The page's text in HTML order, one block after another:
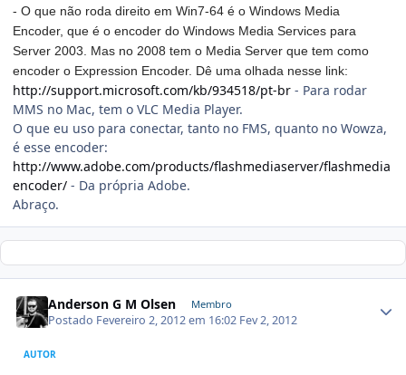
- O que não roda direito em Win7-64 é o Windows Media
Encoder, que é o encoder do Windows Media Services para
Server 2003. Mas no 2008 tem o Media Server que tem como
encoder o Expression Encoder. Dê uma olhada nesse link:
http://support.microsoft.com/kb/934518/pt-br - Para rodar
MMS no Mac, tem o VLC Media Player.
O que eu uso para conectar, tanto no FMS, quanto no Wowza,
é esse encoder:
http://www.adobe.com/products/flashmediaserver/flashmedia
encoder/ - Da própria Adobe.
Abraço.
Anderson G M Olsen Membro
Postado Fevereiro 2, 2012 em 16:02 Fev 2, 2012
AUTOR